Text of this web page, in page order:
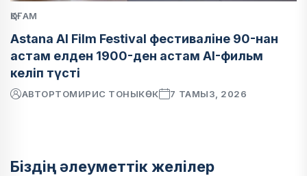
ҚОҒАМ
Astana AI Film Festival фестиваліне 90-нан
астам елден 1900-ден астам AI-фильм
келіп түсті
АВТОРТОМИРИС ТОНЫКӨК 7 ТАМЫЗ, 2026
Біздің әлеуметтік желілер